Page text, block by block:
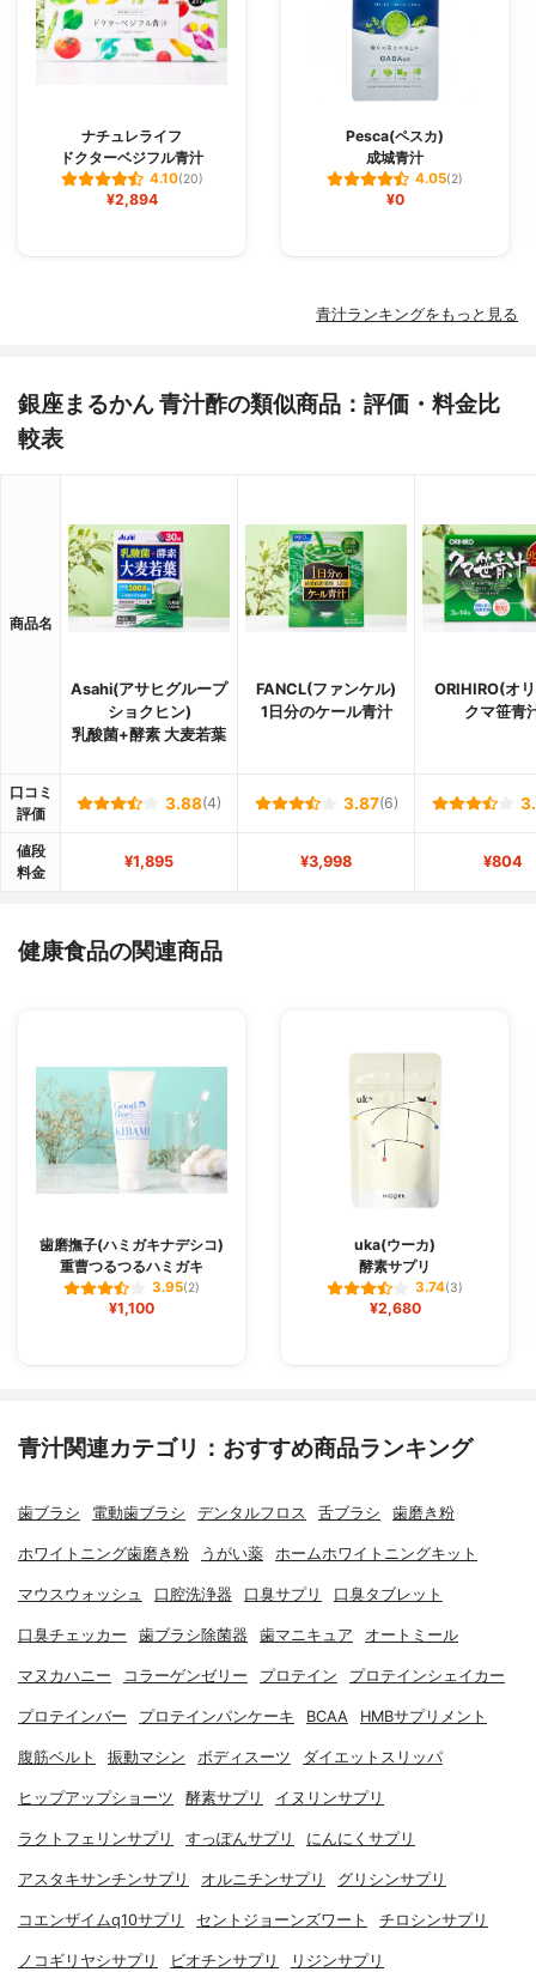
ナチュレライフ
ドクターベジフル青汁
4.10(20)
¥2,894
Pesca(ペスカ)
成城青汁
4.05(2)
¥0
青汁ランキングをもっと見る
銀座まるかん 青汁酢の類似商品：評価・料金比
較表
商品名
Asahi(アサヒグループ
ショクヒン)
乳酸菌+酵素 大麦若葉
FANCL(ファンケル)
1日分のケール青汁
ORIHIRO(オ
クマ笹青
口コミ
評価
3.88(4) 3.87(6)
値段
料金
¥1,895 ¥3,998 ¥804
健康食品の関連商品
歯磨撫子(ハミガキナデシコ)
重曹つるつるハミガキ
3.95(2)
¥1,100
uka(ウーカ)
酵素サプリ
3.74(3)
¥2,680
青汁関連カテゴリ：おすすめ商品ランキング
歯ブラシ 電動歯ブラシ デンタルフロス 舌ブラシ 歯磨き粉
ホワイトニング歯磨き粉 うがい薬 ホームホワイトニングキット
マウスウォッシュ 口腔洗浄器 口臭サプリ 口臭タブレット
口臭チェッカー 歯ブラシ除菌器 歯マニキュア オートミール
マヌカハニー コラーゲンゼリー プロテイン プロテインシェイカー
プロテインバー プロテインパンケーキ BCAA HMBサプリメント
腹筋ベルト 振動マシン ボディスーツ ダイエットスリッパ
ヒップアップショーツ 酵素サプリ イヌリンサプリ
ラクトフェリンサプリ すっぽんサプリ にんにくサプリ
アスタキサンチンサプリ オルニチンサプリ グリシンサプリ
コエンザイムq10サプリ セントジョーンズワート チロシンサプリ
ノコギリヤシサプリ ビオチンサプリ リジンサプリ